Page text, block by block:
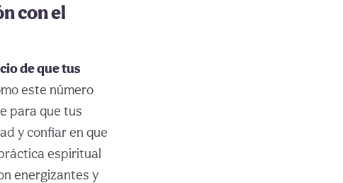
con el
de que tus
este número
para que tus
y confiar en que
espiritual
energizantes y